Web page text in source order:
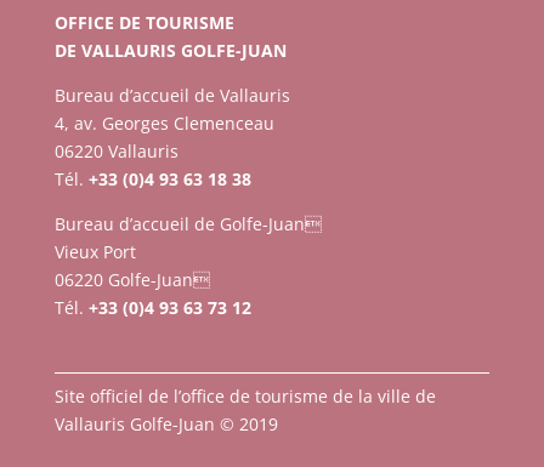
OFFICE DE TOURISME
DE VALLAURIS GOLFE-JUAN
Bureau d’accueil de Vallauris
4, av. Georges Clemenceau
06220 Vallauris
Tél. +33 (0)4 93 63 18 38
Bureau d’accueil de Golfe-Juan
Vieux Port
06220 Golfe-Juan
Tél. +33 (0)4 93 63 73 12
Site officiel de l’office de tourisme de la ville de
Vallauris Golfe-Juan © 2019